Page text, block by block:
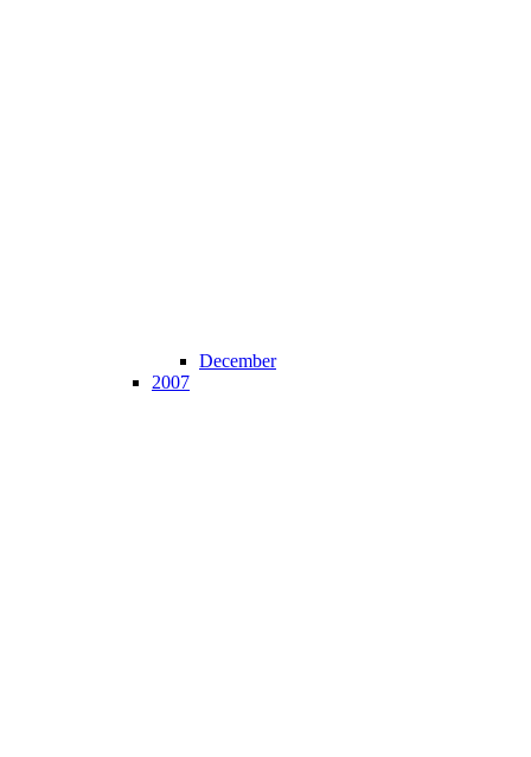
December
2007